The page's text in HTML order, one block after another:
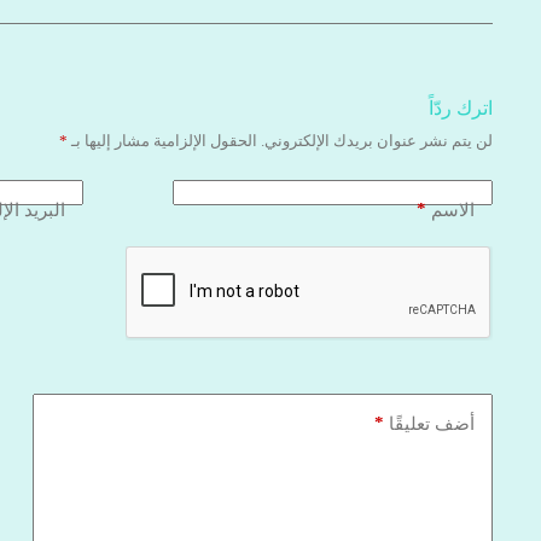
اترك ردّاً
لن يتم نشر عنوان بريدك الإلكتروني. الحقول الإلزامية مشار إليها بـ *
الاسم* البريد
أضف تعليقًا *